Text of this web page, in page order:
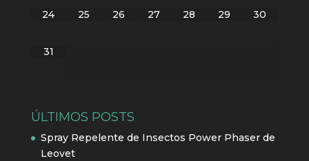
24 25 26 27 28 29 30
31
ÚLTIMOS POSTS
Spray Repelente de Insectos Power Phaser de
Leovet